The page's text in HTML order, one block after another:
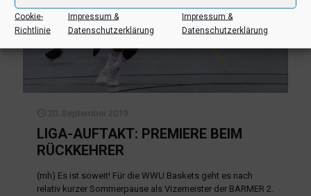
Cookie-
Richtlinie
Impressum &
Datenschutzerklärung
Impressum &
Datenschutzerklärung
20. September 2019
LIGA-AUFTAKT: PREMIERE BEIM
RÜCKKEHRER
(mh) Es ist soweit! Für die WWU Baskets geht es nach
relativ kurzer Sommerpause als Vizemeister der BARMER 2.